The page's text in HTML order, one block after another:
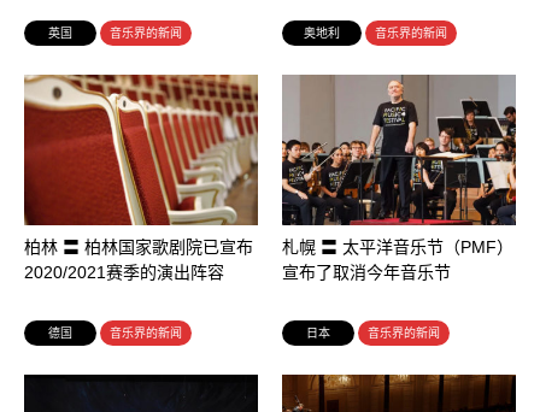
英国 音乐界的新闻 奥地利 音乐界的新闻
柏林 〓 柏林国家歌剧院已宣布
2020/2021赛季的演出阵容
德国 音乐界的新闻
札幌 〓 太平洋音乐节（PMF）
宣布了取消今年音乐节
日本 音乐界的新闻